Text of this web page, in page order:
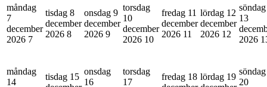
måndag
7
december
2026 7
tisdag 8
december
2026 8
onsdag 9
december
2026 9
torsdag
10
december
2026 10
fredag 11
december
2026 11
lördag 12
december
2026 12
söndag
13
2026
måndag
14
tisdag 15
onsdag
16
torsdag
17
fredag 18 lördag 19
söndag
20